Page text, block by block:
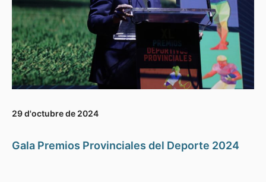
29 d'octubre de 2024
Gala Premios Provinciales del Deporte 2024